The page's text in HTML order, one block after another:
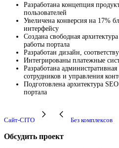
Разработана концепция
пользователей
Увеличена конверсия на 17%
интерфейсу
Создана свободная
работы портала
Разработан дизайн,
Интегрированы платежные
Разработана
сотрудников и управления
Подготовлена архитектура
портала
Сайт-CITO Без комплексов
Обсудить проект